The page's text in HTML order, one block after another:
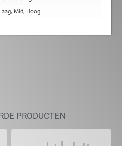
, Mid, Hoog
PRODUCTEN